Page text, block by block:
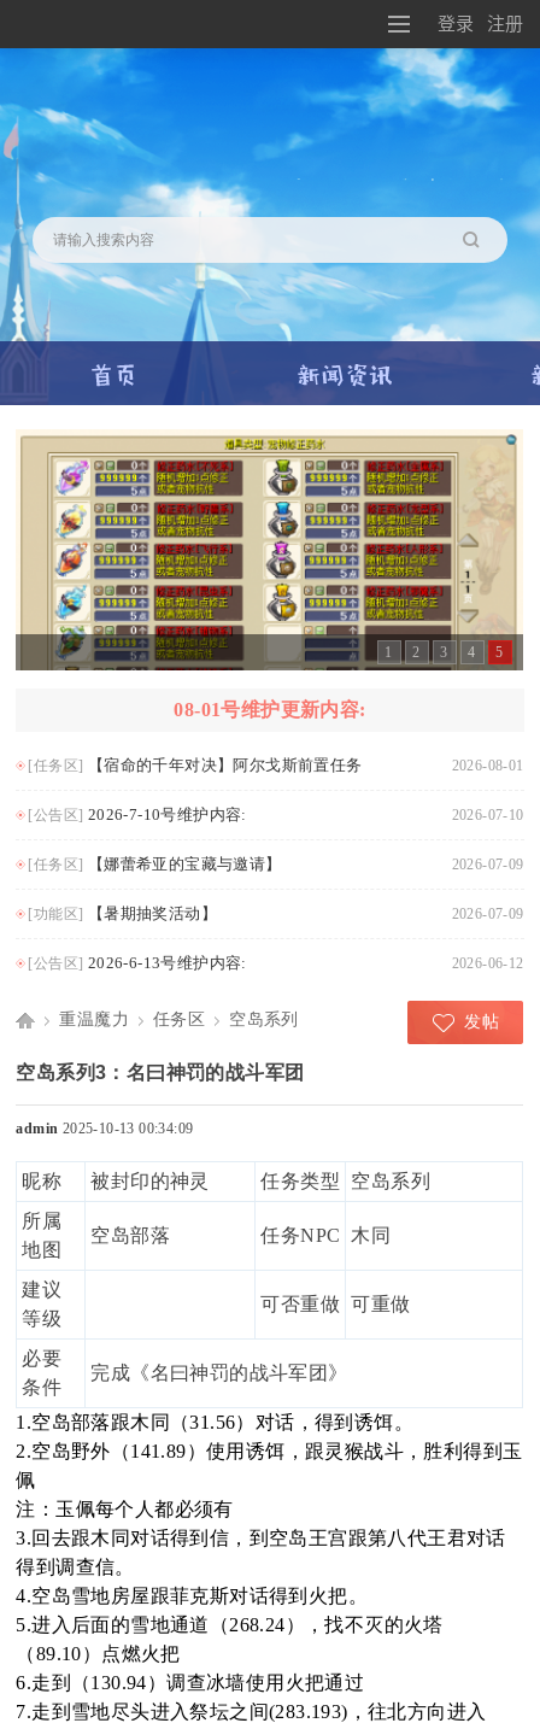
登录 注册
1 2 3 4 5
08-01号维护更新内容:
[任务区] 【宿命的千年对决】阿尔戈斯前置任务 2026-08-01
[公告区] 2026-7-10号维护内容: 2026-07-10
[任务区] 【娜蕾希亚的宝藏与邀请】 2026-07-09
[功能区] 【暑期抽奖活动】 2026-07-09
[公告区] 2026-6-13号维护内容: 2026-06-12
Di
sc
uz
!
B
oa
›
重温魔力
›
任务区
›
空岛系列 发帖
空岛系列3：名曰神罚的战斗军团
admin 2025-10-13 00:34:09
昵称 被封印的神灵 任务类型
空岛系列
所属
地图
空岛部落 任务NPC 木同
建议
等级
可否重做 可重做
必要
条件
完成《名曰神罚的战斗军团》
1.空岛部落跟木同（31.56）对话，得到诱饵。
2.空岛野外（141.89）使用诱饵，跟灵猴战斗，胜利得到玉
佩
注：玉佩每个人都必须有
3.回去跟木同对话得到信，到空岛王宫跟第八代王君对话
得到调查信。
4.空岛雪地房屋跟菲克斯对话得到火把。
5.进入后面的雪地通道（268.24），找不灭的火塔
（89.10）点燃火把
6.走到（130.94）调查冰墙使用火把通过
7.走到雪地尽头进入祭坛之间(283.193)，往北方向进入